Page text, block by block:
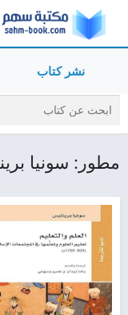
نشر كتاب
مطور: سونيا